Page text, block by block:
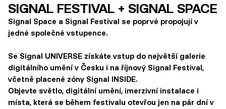
SIGNAL FESTIVAL + SIGNAL SPACE
Signal Space a Signal Festival se poprvé propojují v
jedné společné vstupence.
Se Signal UNIVERSE získáte vstup do největší galerie
digitálního umění v Česku i na říjnový Signal Festival,
včetně placené zóny Signal INSIDE.
Objevte světlo, digitální umění, imerzivní instalace i
místa, která se během festivalu otevřou jen na pár dní v